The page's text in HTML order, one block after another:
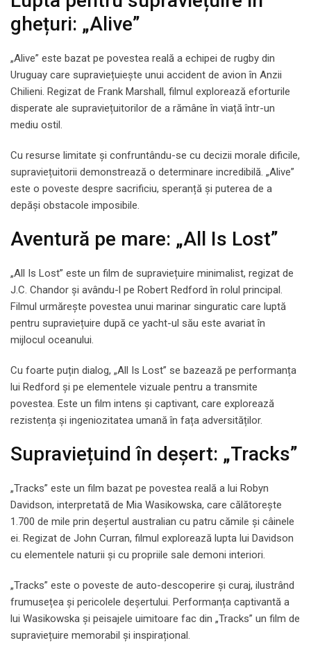
ghețuri: „Alive”
„Alive” este bazat pe povestea reală a echipei de rugby din
Uruguay care supraviețuiește unui accident de avion în Anzii
Chilieni. Regizat de Frank Marshall, filmul explorează eforturile
disperate ale supraviețuitorilor de a rămâne în viață într-un
mediu ostil.
Cu resurse limitate și confruntându-se cu decizii morale dificile,
supraviețuitorii demonstrează o determinare incredibilă. „Alive”
este o poveste despre sacrificiu, speranță și puterea de a
depăși obstacole imposibile.
Aventură pe mare: „All Is Lost”
„All Is Lost” este un film de supraviețuire minimalist, regizat de
J.C. Chandor și avându-l pe Robert Redford în rolul principal.
Filmul urmărește povestea unui marinar singuratic care luptă
pentru supraviețuire după ce yacht-ul său este avariat în
mijlocul oceanului.
Cu foarte puțin dialog, „All Is Lost” se bazează pe performanța
lui Redford și pe elementele vizuale pentru a transmite
povestea. Este un film intens și captivant, care explorează
rezistența și ingeniozitatea umană în fața adversităților.
Supraviețuind în deșert: „Tracks”
„Tracks” este un film bazat pe povestea reală a lui Robyn
Davidson, interpretată de Mia Wasikowska, care călătorește
1.700 de mile prin deșertul australian cu patru cămile și câinele
ei. Regizat de John Curran, filmul explorează lupta lui Davidson
cu elementele naturii și cu propriile sale demoni interiori.
„Tracks” este o poveste de auto-descoperire și curaj, ilustrând
frumusețea și pericolele deșertului. Performanța captivantă a
lui Wasikowska și peisajele uimitoare fac din „Tracks” un film de
supraviețuire memorabil și inspirațional.